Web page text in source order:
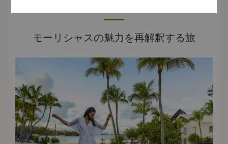
モーリシャスの魅力を再解釈する旅